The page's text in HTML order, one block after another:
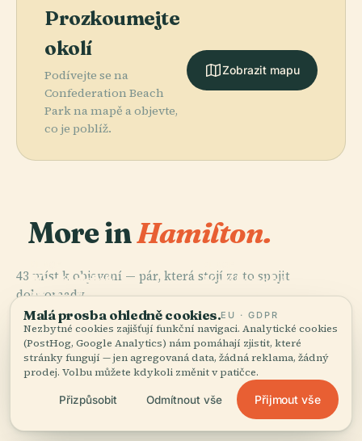
Prozkoumejte
okolí
Podívejte se na
Confederation Beach
Park na mapě a objevte,
co je poblíž.
Zobrazit mapu
More inHamilton.
43 míst k objevení — pár, která stojí za to spojit
dohromady.
Umělecká
Galerie
Hamilton
Královské
Botanické
Zahrady
Kanadské
Muzeum
Válečných
Letadel
PLACE
Hrad Dundurn
Všech 43 míst v Hamilton
Malá prosba ohledně cookies.EU · GDPR
Nezbytné cookies zajišťují funkční navigaci. Analytické cookies
(PostHog, Google Analytics) nám pomáhají zjistit, které
stránky fungují — jen agregovaná data, žádná reklama, žádný
prodej. Volbu můžete kdykoli změnit v patičce.
Přizpůsobit Odmítnout vše Přijmout vše